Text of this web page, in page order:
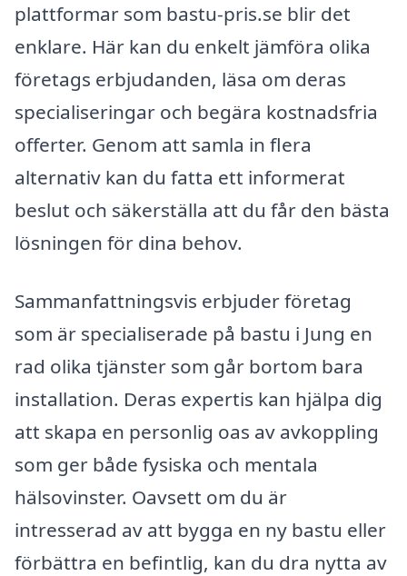
plattformar som bastu-pris.se blir det
enklare. Här kan du enkelt jämföra olika
företags erbjudanden, läsa om deras
specialiseringar och begära kostnadsfria
offerter. Genom att samla in flera
alternativ kan du fatta ett informerat
beslut och säkerställa att du får den bästa
lösningen för dina behov.
Sammanfattningsvis erbjuder företag
som är specialiserade på bastu i Jung en
rad olika tjänster som går bortom bara
installation. Deras expertis kan hjälpa dig
att skapa en personlig oas av avkoppling
som ger både fysiska och mentala
hälsovinster. Oavsett om du är
intresserad av att bygga en ny bastu eller
förbättra en befintlig, kan du dra nytta av